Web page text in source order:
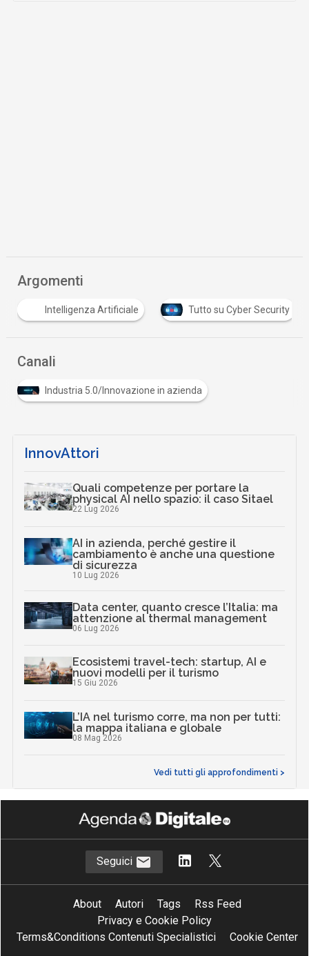
Argomenti
Intelligenza Artificiale Tutto su Cyber Security
Canali
Industria 5.0/Innovazione in azienda
InnovAttori
Quali competenze per portare la
physical AI nello spazio: il caso Sitael
22 Lug 2026
AI in azienda, perché gestire il
cambiamento è anche una questione
di sicurezza
10 Lug 2026
Data center, quanto cresce l’Italia: ma
attenzione al thermal management
06 Lug 2026
Ecosistemi travel-tech: startup, AI e
nuovi modelli per il turismo
15 Giu 2026
L’IA nel turismo corre, ma non per tutti:
la mappa italiana e globale
08 Mag 2026
Vedi tutti gli approfondimenti >
Seguici
About Autori Tags
Rss Feed
Privacy e Cookie Policy
Terms&Conditions Contenuti Specialistici
Cookie Center